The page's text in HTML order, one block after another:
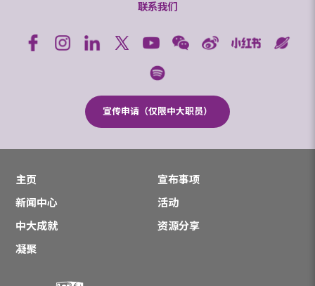
联系我们
宣传申请（仅限中大职员）
主页
宣布事项
新闻中心
活动
中大成就
资源分享
凝聚